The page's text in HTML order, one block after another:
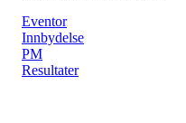
Eventor
Innbydelse
PM
Resultater